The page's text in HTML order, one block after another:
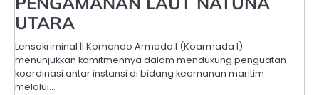
UTARA
Lensakriminal || Komando Armada I (Koarmada I)
menunjukkan komitmennya dalam mendukung penguatan
koordinasi antar instansi di bidang keamanan maritim
melalui…